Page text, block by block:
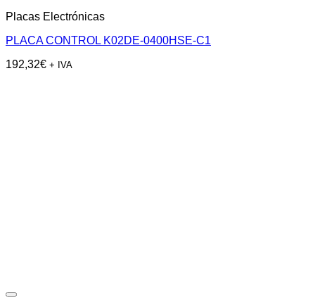
Placas Electrónicas
PLACA CONTROL K02DE-0400HSE-C1
192,32€ + IVA